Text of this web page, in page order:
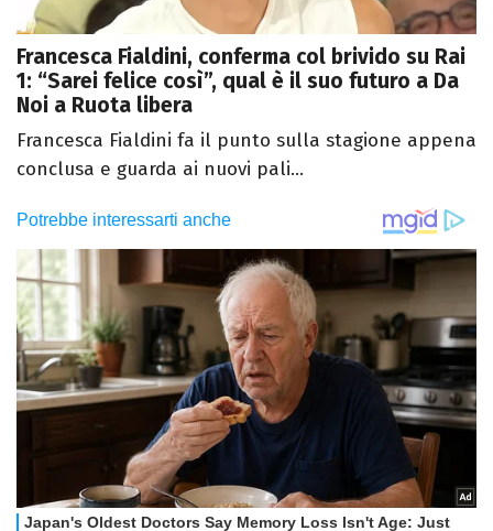
Francesca Fialdini, conferma col brivido su Rai
1: “Sarei felice così”, qual è il suo futuro a Da
Noi a Ruota libera
Francesca Fialdini fa il punto sulla stagione appena
conclusa e guarda ai nuovi pali...